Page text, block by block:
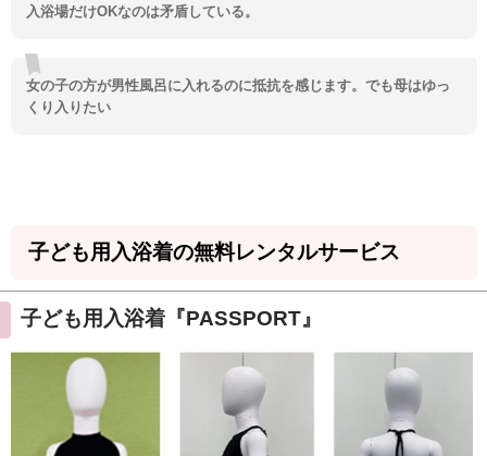
入浴場だけOKなのは矛盾している。
女の子の方が男性風呂に入れるのに抵抗を感じます。でも母はゆっ
くり入りたい
子ども用入浴着の無料レンタルサービス
子ども用入浴着『PASSPORT』